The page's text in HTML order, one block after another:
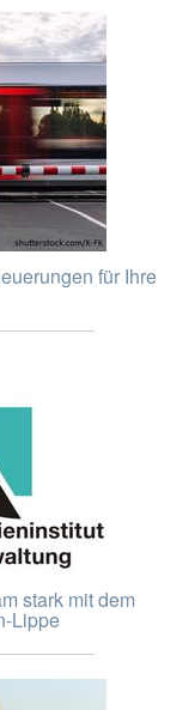
für Ihre
stark mit dem
Lippe